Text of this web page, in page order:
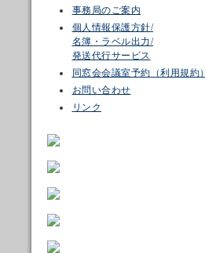
事務局のご案内
個人情報保護方針/
名簿・ラベル出力/
発送代行サービス
同窓会会議室予約（利用規約）
お問い合わせ
リンク